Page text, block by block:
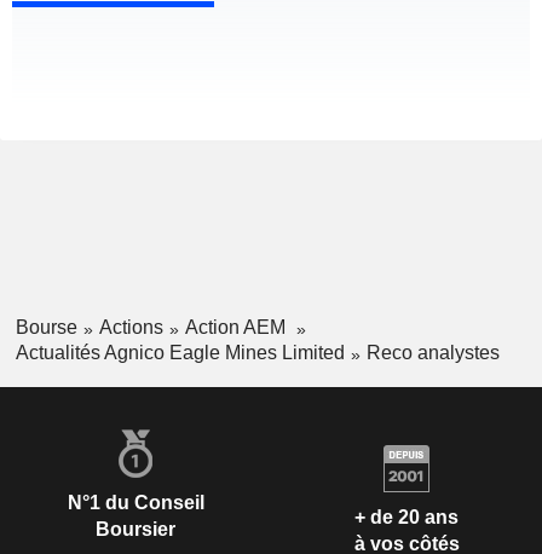
Bourse Actions
Action AEM
Actualités Agnico Eagle Mines Limited
Reco analystes
N°1 du Conseil
Boursier
+ de 20 ans
à vos côtés